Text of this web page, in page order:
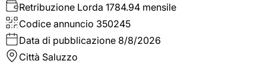
Retribuzione Lorda 1784.94 mensile
Codice annuncio 350245
Data di pubblicazione 8/8/2026
Città Saluzzo